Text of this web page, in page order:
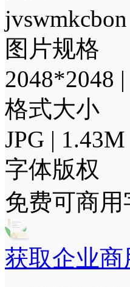
jvswmkcbon
图片规格
2048*2048
格式大小
JPG | 1.43M
字体版权
免费可商用
获取企业